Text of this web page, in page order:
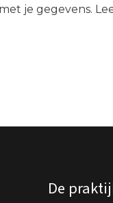
je gegevens.
De